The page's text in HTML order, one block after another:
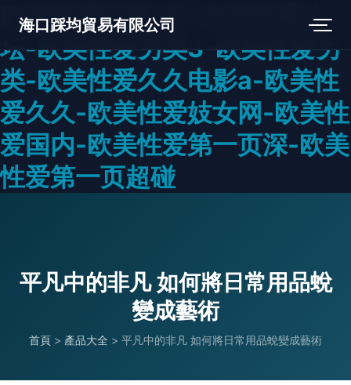
欧美性爱区第1页-欧美性爱论
坛-欧美性爱另类3-欧美性爱另
类-欧美性爱久久电影a-欧美性
爱久久-欧美性爱妓女网-欧美性
爱国内-欧美性爱第一页深-欧美
性爱第一页超碰
海口踩均貿易有限公司
平凡中的非凡 如何將日常用品蛻
變成藝術
首頁 > 產品大全 > 平凡中的非凡 如何將日常用品蛻變成藝術